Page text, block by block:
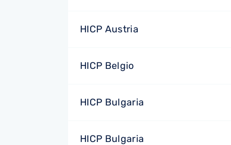
HICP Austria
HICP Belgio
HICP Bulgaria
HICP Bulgaria